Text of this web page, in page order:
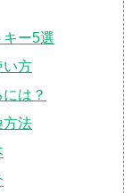
ー5選
い方
は？
方法